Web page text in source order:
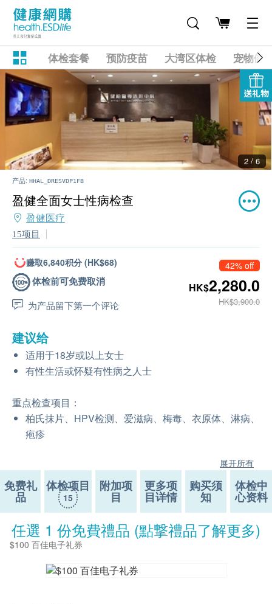
体检套餐 预防疫苗 大湾区体检 宠物健
送礼物
2 / 6
产品: HHAL_DRESVDP1FB
盈健全面女士性病检查
盈健医疗
15项目
赚取6,840积分 (HK$68)
体检前可免费取消
为产品留下第一个评论
42% off
HK$2,280.0
HK$3,900.0
建议给
适用于18岁或以上女士
有性生活或怀疑有性病之人士
重点检查项目：
柏氏抹片、HPV检测、爱滋病、梅毒、衣原体、淋病、
疱疹
展开所有
免费礼
品
体检项目
15
附加项
目
更多项
目详情
购买须
知
体检中
心资料
任選 1 份免費禮品 (點撃禮品了解更多)
$100 百佳电子礼券